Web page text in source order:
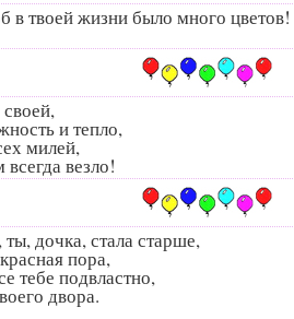
твоей жизни было много
и тепло,
милей,
везло!
дочка, стала старше,
пора,
тебе подвластно,
двора.